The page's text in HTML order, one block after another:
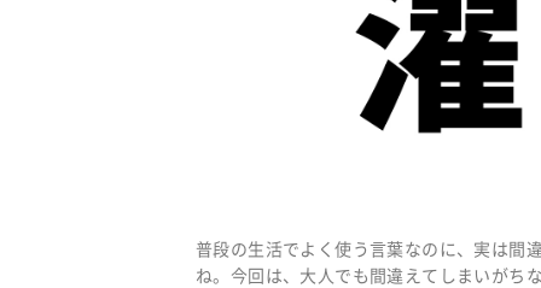
普段の生活でよく使う言葉なのに、実は間
ね。今回は、大人でも間違えてしまいがち